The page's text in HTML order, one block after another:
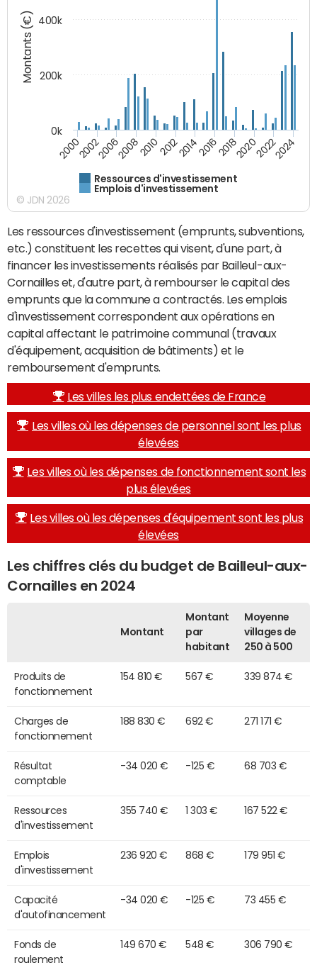
Montants (€)
Ressources d'investissement
Emplois d'investissement
200020022006200820102012201420162018202020222024
0k
200k
400k
© JDN 2026
Les ressources d'investissement (emprunts, subventions,
etc.) constituent les recettes qui visent, d'une part, à
financer les investissements réalisés par Bailleul-aux-
Cornailles et, d'autre part, à rembourser le capital des
emprunts que la commune a contractés. Les emplois
d'investissement correspondent aux opérations en
capital affectant le patrimoine communal (travaux
d'équipement, acquisition de bâtiments) et le
remboursement d'emprunts.
Les villes les plus endettées de France
Les villes où les dépenses de personnel sont les plus
élevées
Les villes où les dépenses de fonctionnement sont les
plus élevées
Les villes où les dépenses d'équipement sont les plus
élevées
Les chiffres clés du budget de Bailleul-aux-
Cornailles en 2024
Montant
Montant
par
habitant
Moyenne
villages de
250 à 500
Produits de
fonctionnement
154 810 € 567 € 339 874 €
Charges de
fonctionnement
188 830 € 692 € 271 171 €
Résultat
comptable
-34 020 € -125 € 68 703 €
Ressources
d'investissement
355 740 € 1 303 € 167 522 €
Emplois
d'investissement
236 920 € 868 € 179 951 €
Capacité
d'autofinancement
-34 020 € -125 € 73 455 €
Fonds de
roulement
149 670 € 548 € 306 790 €